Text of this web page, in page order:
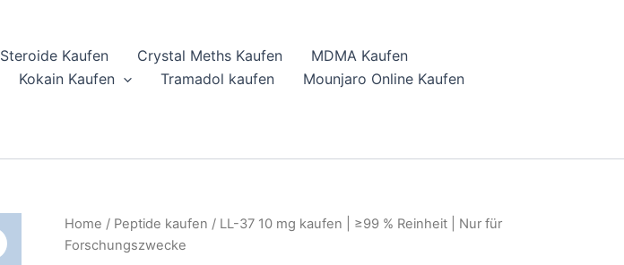
Steroide Kaufen Crystal Meths Kaufen
MDMA Kaufen
Kokain Kaufen Tramadol kaufen
Mounjaro Online Kaufen
Home / Peptide kaufen / LL-37 10 mg kaufen | ≥99 % Reinheit | Nur für
Forschungszwecke
LL-
37